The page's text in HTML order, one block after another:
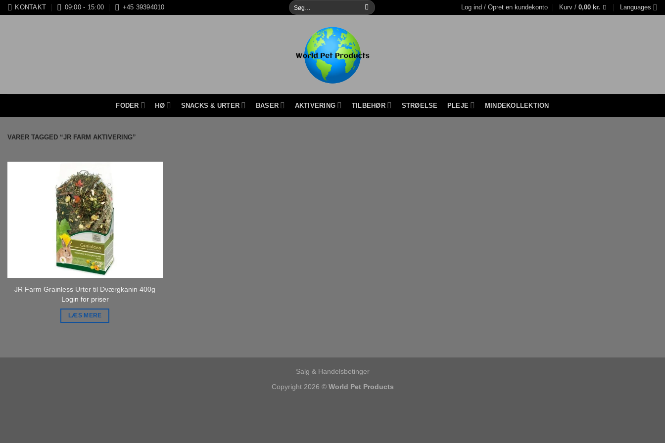
FortsætKONTAKT 09:00 - 15:00 +45 39394010
Søg
efter:
Log ind / Opret en kundekonto Kurv / 0,00 kr. Languages
FODER HØ SNACKS & URTER BASER AKTIVERING TILBEHØR STRØELSE PLEJE MINDEKOLLEKTION
VARER TAGGED “JR FARM AKTIVERING”
JR Farm Grainless Urter til Dværgkanin 400g
Login for priser
LÆS MERE
Salg & Handelsbetinger
Copyright 2026 © World Pet Products